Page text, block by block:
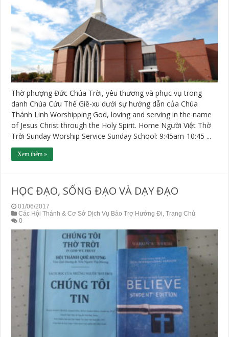
Thờ phượng Đức Chúa Trời, yêu thương và phục vụ trong
danh Chúa Cứu Thế Giê-xu dưới sự hướng dẫn của Chúa
Thánh Linh Worshipping God, loving and serving in the name
of Jesus Christ through the Holy Spirit. Home Người Việt Thờ
Trời Sunday Worship Service Sunday School: 9:45am-10:45 ...
Xem thêm »
HỌC ĐẠO, SỐNG ĐẠO VÀ DẠY ĐẠO
01/06/2017
Các Hội Thánh & Cơ Sở Dịch Vụ Bảo Trợ Hướng Đi,Trang Chủ
0